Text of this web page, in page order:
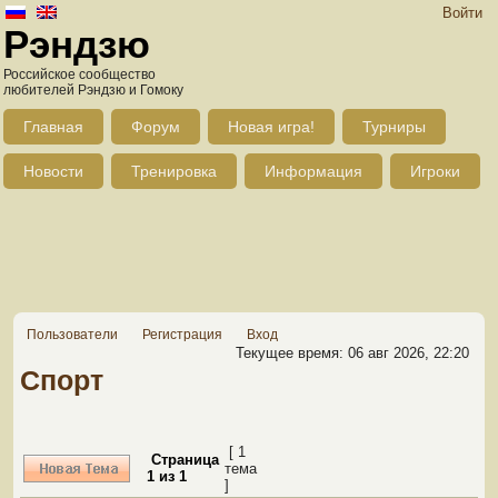
Войти
Рэндзю
Российское сообщество
любителей Рэндзю и Гомоку
Главная Форум Новая игра! Турниры
Новости Тренировка Информация Игроки
Пользователи Регистрация Вход
Текущее время: 06 авг 2026, 22:20
Спорт
Страница
1 из 1
[ 1
тема
]